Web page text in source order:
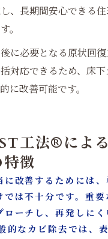
、長期間安心できる
。
に必要となる原状回
対応できるため、床
に改善可能です。
工法®によ
徴
に改善するためには
は不十分です。重要
ローチし、再発しに
的なカビ除去では、